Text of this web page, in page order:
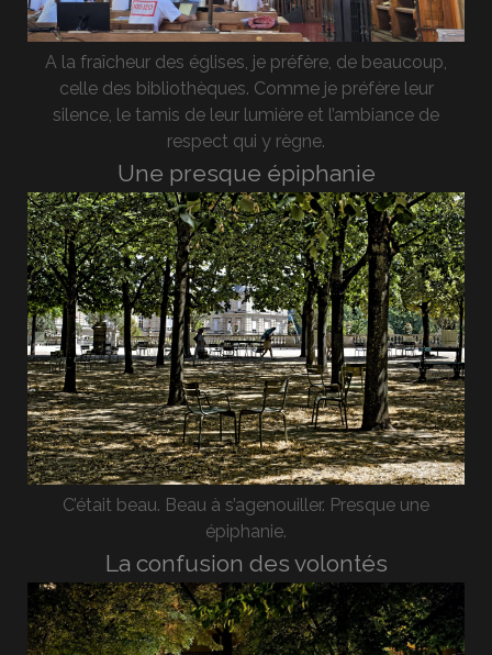
A la fraîcheur des églises, je préfère, de beaucoup,
celle des bibliothèques. Comme je préfère leur
silence, le tamis de leur lumière et l’ambiance de
respect qui y règne.
Une presque épiphanie
C’était beau. Beau à s’agenouiller. Presque une
épiphanie.
La confusion des volontés